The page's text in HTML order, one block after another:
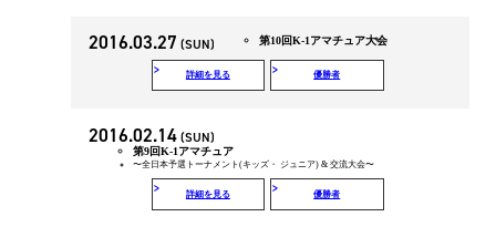
2016.03.27 (SUN) 第10回K-1アマチュア大会
詳細を見る 優勝者
2016.02.14 (SUN)
第9回K-1アマチュア
〜全日本予選トーナメント(キッズ・ ジュニア) & 交流大会〜
詳細を見る 優勝者